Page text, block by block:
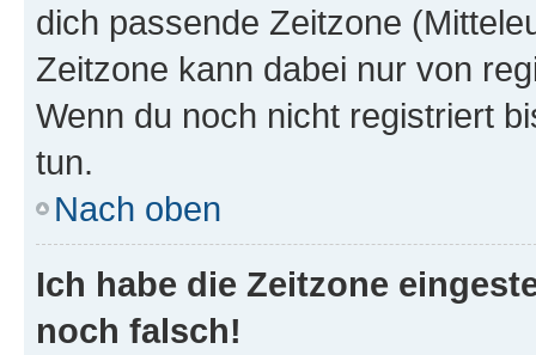
dich passende Zeitzone
Zeitzone kann dabei nur von
Wenn du noch nicht registriert
tun.
Nach oben
Ich habe die Zeitzone
noch falsch!